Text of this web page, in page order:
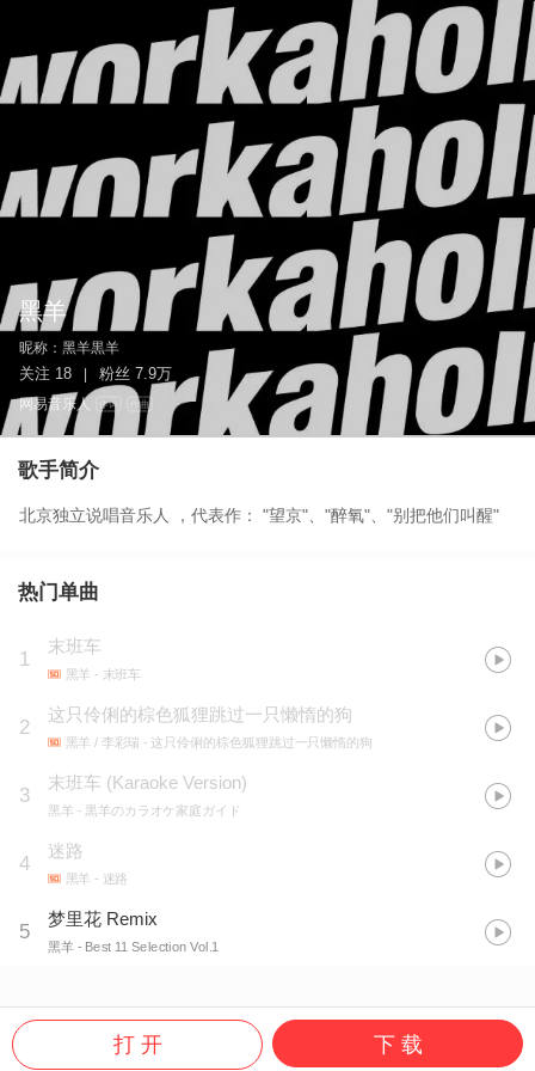
黑羊
昵称： 黑羊黒羊
关注 18 粉丝 7.9万
网易音乐人 作词 作曲
歌手简介
北京独立说唱音乐人 ，代表作： "望京"、"醉氧"、"别把他们叫醒"
热门单曲
1
末班车
黑羊 - 末班车
2
这只伶俐的棕色狐狸跳过一只懒惰的狗
黑羊 / 李彩瑞 - 这只伶俐的棕色狐狸跳过一只懒惰的狗
3
末班车 (Karaoke Version)
黑羊 - 黒羊のカラオケ家庭ガイド
4
迷路
黑羊 - 迷路
5
梦里花 Remix
黑羊- Best 11 Selection Vol.1
打 开 下 载